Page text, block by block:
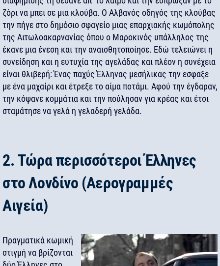
ζόρι να μπει σε μια κλούβα. Ο Αλβανός οδηγός της κλούβας
την πήγε στο δημόσιο σφαγείο μιας επαρχιακής κωμόπολης
της Αιτωλοακαρνανίας όπου ο Μαροκινός υπάλληλος της
έκανε μια ένεση και την αναισθητοποίησε. Εδώ τελειώνει η
συνείδηση και η ευτυχία της αγελάδας και πλέον η συνέχεια
είναι θλιβερή: Ένας παχύς Έλληνας μεσήλικας την εσφαξε
με ένα μαχαίρι και έτρεξε το αίμα ποτάμι. Αφού την έγδαραν,
την κόψανε κομμάτια και την πούλησαν για κρέας και έτσι
σταμάτησε να γελά η γελαδερή γελάδα.
2. Τώρα περισσότεροι Έλληνες
στο Λονδίνο (Αερογραμμές
Αιγεία)
Πραγματικά κωμική
στιγμή να βρίζονται